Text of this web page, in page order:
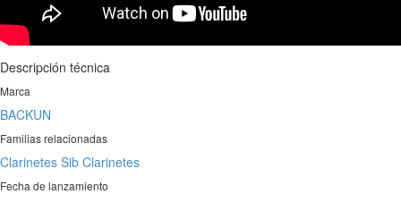
Descripción técnica
Marca
BACKUN
Familias relacionadas
Clarinetes Sib Clarinetes
Fecha de lanzamiento